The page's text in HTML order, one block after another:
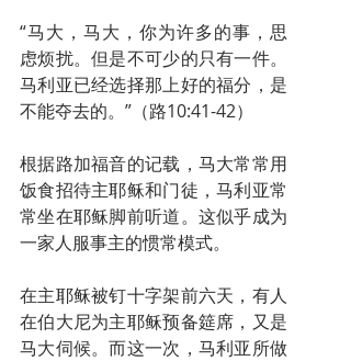
“马大，马大，你为许多的事，思
虑烦扰。但是不可少的只有一件。
马利亚已经选择那上好的福分，是
不能夺去的。”（路10:41-42）
根据路加福音的记载，马大常常用
饭食招待主耶稣和门徒，马利亚常
常坐在耶稣脚前听道。这似乎成为
一家人服事主的惯常模式。
在主耶稣被钉十字架前六天，有人
在伯大尼为主耶稣预备筵席，又是
马大伺候。而这一次，马利亚所做